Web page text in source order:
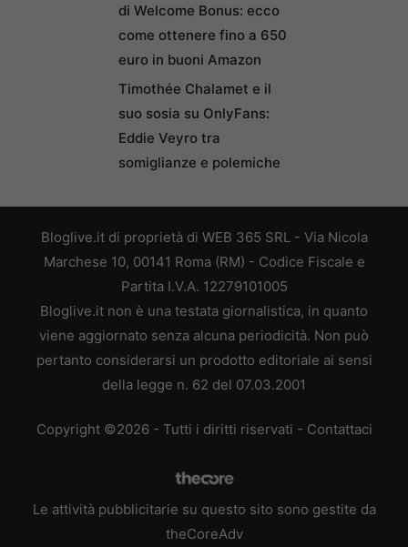
di Welcome Bonus: ecco
come ottenere fino a 650
euro in buoni Amazon
Timothée Chalamet e il
suo sosia su OnlyFans:
Eddie Veyro tra
somiglianze e polemiche
Bloglive.it di proprietà di WEB 365 SRL - Via Nicola
Marchese 10, 00141 Roma (RM) - Codice Fiscale e
Partita I.V.A. 12279101005
Bloglive.it non è una testata giornalistica, in quanto
viene aggiornato senza alcuna periodicità. Non può
pertanto considerarsi un prodotto editoriale ai sensi
della legge n. 62 del 07.03.2001
Copyright ©2026 - Tutti i diritti riservati - Contattaci
Le attività pubblicitarie su questo sito sono gestite da
theCoreAdv